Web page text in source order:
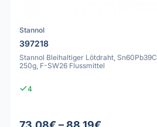
Stannol
397218
Stannol Bleihaltiger Lötdraht,
250g, F-SW26 Flussmittel
4